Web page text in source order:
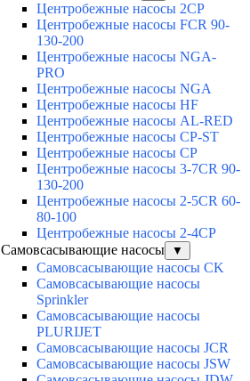
Центробежные насосы 2CP
Центробежные насосы FCR 90-
130-200
Центробежные насосы NGA-
PRO
Центробежные насосы NGA
Центробежные насосы HF
Центробежные насосы AL-RED
Центробежные насосы CP-ST
Центробежные насосы CP
Центробежные насосы 3-7CR 90-
130-200
Центробежные насосы 2-5CR 60-
80-100
Центробежные насосы 2-4CP
Самовсасывающие насосы
▼
Самовсасывающие насосы CK
Самовсасывающие насосы
Sprinkler
Самовсасывающие насосы
PLURIJET
Самовсасывающие насосы JCR
Самовсасывающие насосы JSW